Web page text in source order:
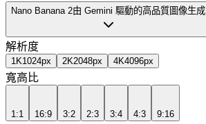
Nano Banana 2由 Gemini 驅動的高品質圖像生成
解析度
1K1024px 2K2048px 4K4096px
寬高比
1:1 16:9 3:2 2:3 3:4 4:3 9:16